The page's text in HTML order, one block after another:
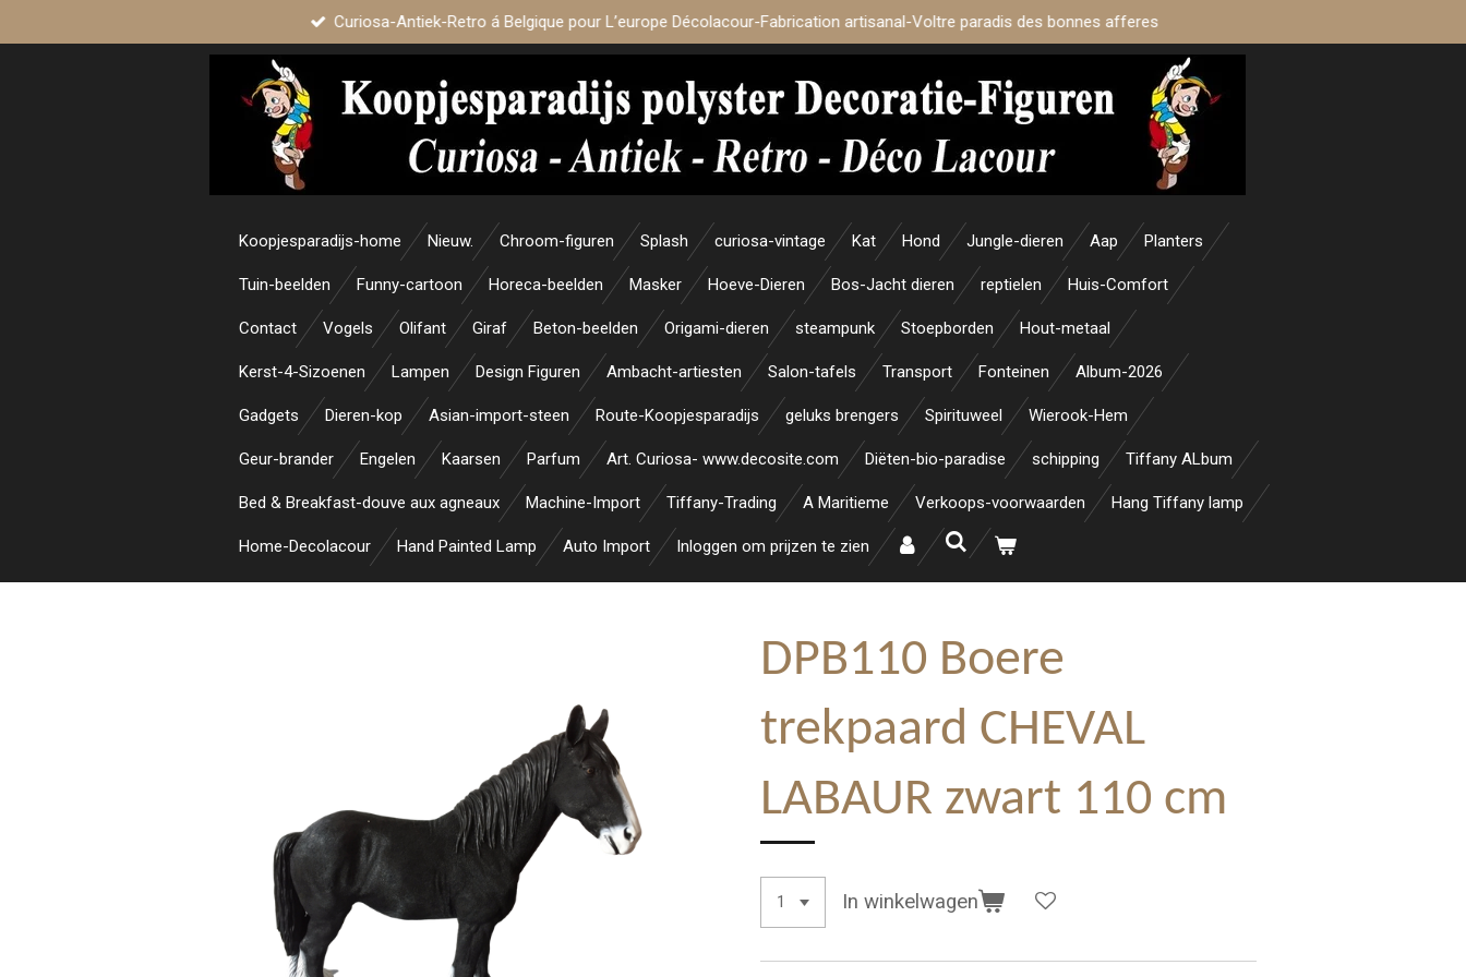
Curiosa-Antiek-Retro á Belgique pour L’europe Décolacour-Fabrication artisanal-Voltre paradis des bonnes afferes
Koopjesparadijs-home Nieuw. Chroom-figuren Splash curiosa-vintage Kat Hond Jungle-dieren Aap Planters
Tuin-beelden Funny-cartoon Horeca-beelden Masker Hoeve-Dieren Bos-Jacht dieren reptielen Huis-Comfort
Contact Vogels Olifant Giraf Beton-beelden Origami-dieren steampunk Stoepborden Hout-metaal
Kerst-4-Sizoenen Lampen Design Figuren Ambacht-artiesten Salon-tafels Transport Fonteinen Album-2026
Gadgets Dieren-kop Asian-import-steen Route-Koopjesparadijs geluks brengers Spirituweel Wierook-Hem
Geur-brander Engelen Kaarsen Parfum Art. Curiosa- www.decosite.com Diëten-bio-paradise schipping Tiffany ALbum
Bed & Breakfast-douve aux agneaux Machine-Import Tiffany-Trading A Maritieme Verkoops-voorwaarden Hang Tiffany lamp
Home-Decolacour Hand Painted Lamp Auto Import Inloggen om prijzen te zien
DPB110 Boere
trekpaard CHEVAL
LABAUR zwart 110 cm
In winkelwagen